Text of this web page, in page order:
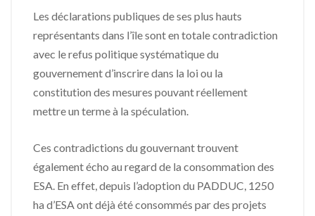
Les déclarations publiques de ses plus hauts
représentants dans l’île sont en totale contradiction
avec le refus politique systématique du
gouvernement d’inscrire dans la loi ou la
constitution des mesures pouvant réellement
mettre un terme à la spéculation.
Ces contradictions du gouvernant trouvent
également écho au regard de la consommation des
ESA. En effet, depuis l’adoption du PADDUC, 1250
ha d’ESA ont déjà été consommés par des projets